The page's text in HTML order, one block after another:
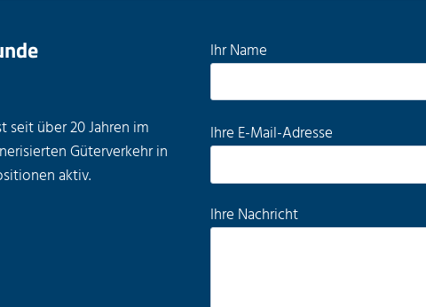
seit über 20 Jahren im
Güterverkehr in
aktiv.
B
i
t
t
e
s
Ihr Name
B
t
t
e
Ihre E-Mail-Adresse
Ihre Nachricht